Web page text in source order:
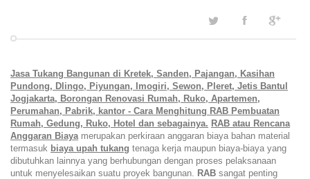
Jasa Tukang Bangunan di Kretek, Sanden, Pajangan, Kasihan
Pundong, Dlingo, Piyungan, Imogiri, Sewon, Pleret, Jetis Bantul
Jogjakarta, Borongan Renovasi Rumah, Ruko, Apartemen,
Perumahan, Pabrik, kantor - Cara Menghitung RAB Pembuatan
Rumah, Gedung, Ruko, Hotel dan sebagainya. RAB atau Rencana
Anggaran Biayamerupakan perkiraan anggaran biaya bahan material
termasuk biaya upah tukang tenaga kerja maupun biaya-biaya yang
dibutuhkan lainnya yang berhubungan dengan proses pelaksanaan
untuk menyelesaikan suatu proyek bangunan. RAB sangat penting